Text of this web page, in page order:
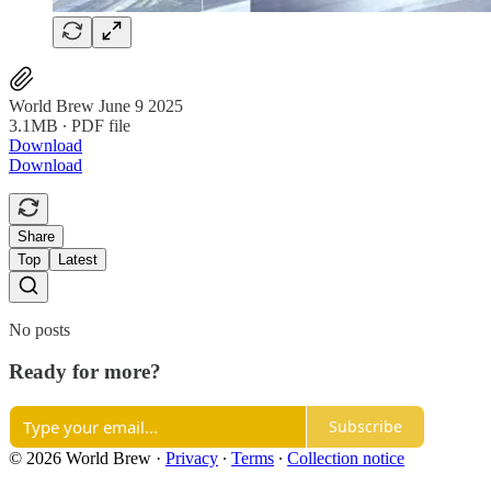
World Brew June 9 2025
3.1MB ∙ PDF file
Download
Download
Share
Top
Latest
No posts
Ready for more?
Subscribe
© 2026 World Brew · Privacy ∙ Terms ∙ Collection notice